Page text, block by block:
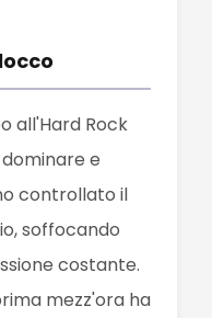
all'Hard Rock
e
controllato il
soffocando
costante.
mezz'ora ha